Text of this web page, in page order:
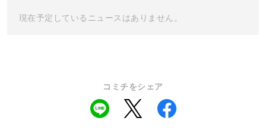
現在予定しているニュースはありません。
コミチをシェア